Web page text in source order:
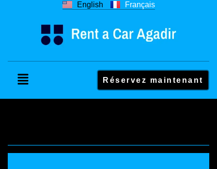
English Français
Réservez maintenant